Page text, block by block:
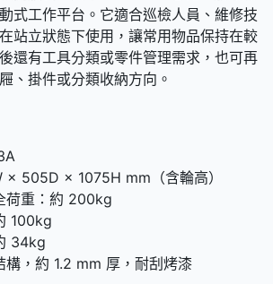
式工作平台。它適合巡檢人員、維修技
站立狀態下使用，讓常用物品保持在較
還有工具分類或零件管理需求，也可再
、掛件或分類收納方向。
× 505D × 1075H mm（含輪高）
荷重：約 200kg
100kg
34kg
構，約 1.2 mm 厚，耐刮烤漆